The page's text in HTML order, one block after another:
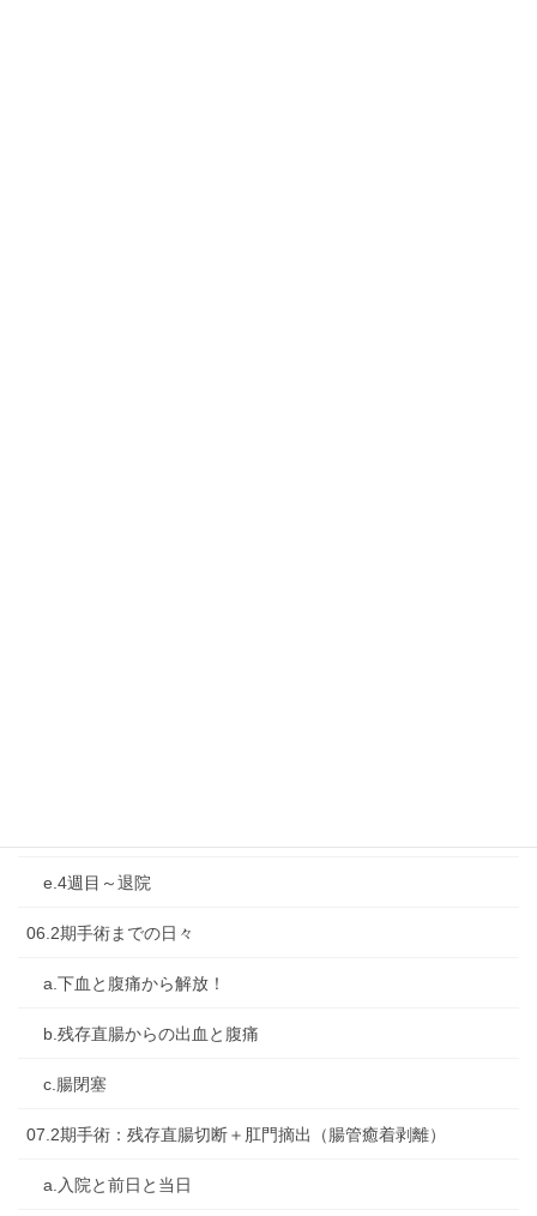
e.4週目～退院
06.2期手術までの日々
a.下血と腹痛から解放！
b.残存直腸からの出血と腹痛
c.腸閉塞
07.2期手術：残存直腸切断＋肛門摘出（腸管癒着剥離）
a.入院と前日と当日